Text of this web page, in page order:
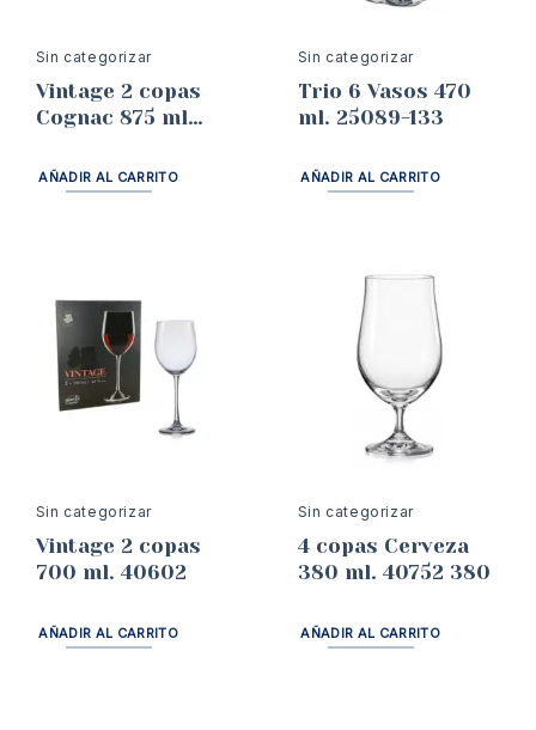
Sin categorizar
Vintage 2 copas
Cognac 875 ml
AÑADIR AL CARRITO
Sin categorizar
Trio 6 Vasos 470
ml. 25089-133
AÑADIR AL CARRITO
Sin categorizar
Vintage 2 copas
700 ml. 40602
AÑADIR AL CARRITO
Sin categorizar
4 copas Cerveza
380 ml. 40752 380
AÑADIR AL CARRITO